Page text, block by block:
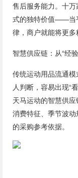
售后服务能力。十
式的独特价值——当
律，商户就能将更多
智慧供应链：从“经
传统运动用品流通
人判断，容易出现“
天马运动的智慧供
消费特征、季节波
的采购参考依据。